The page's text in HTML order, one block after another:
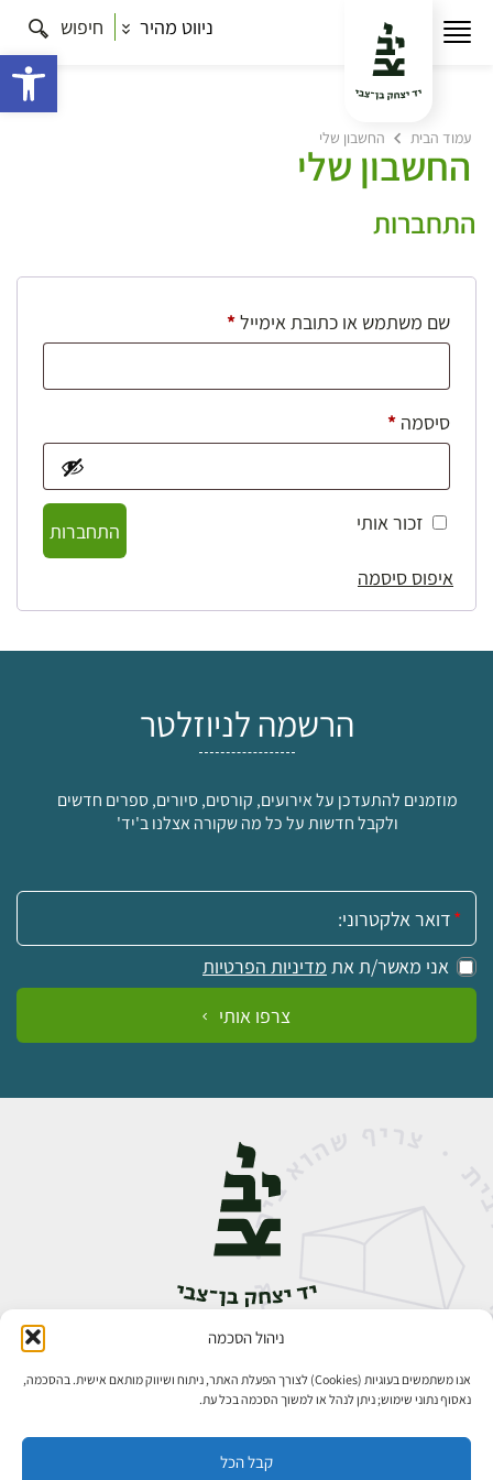
ניהול הסכמה
אנו משתמשים בעוגיות (Cookies) לצורך הפעלת האתר, ניתוח ושיווק מותאם אישית. בהסכמה,
נאסוף נתוני שימוש; ניתן לנהל או למשוך הסכמה בכל עת.
קבל הכל
ניווט מהיר חיפוש
עמוד הבית החשבון שלי
החשבון שלי
התחברות
שם משתמש או כתובת אימייל*חובה
סיסמה *חובה
זכור אותי
התחברות
איפוס סיסמה
הרשמה לניוזלטר
מוזמנים להתעדכן על אירועים, קורסים, סיורים, ספרים חדשים
ולקבל חדשות על כל מה שקורה אצלנו ב'יד'
אימייל:
אני מאשר/ת את מדיניות הפרטיות
צרפו אותי
אבן גבירול 14, רחביה, ירושלים